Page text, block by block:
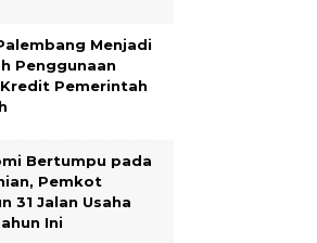
Menjadi
Penggunaan
Pemerintah
Bertumpu pada
Pemkot
31 Jalan Usaha
Ini